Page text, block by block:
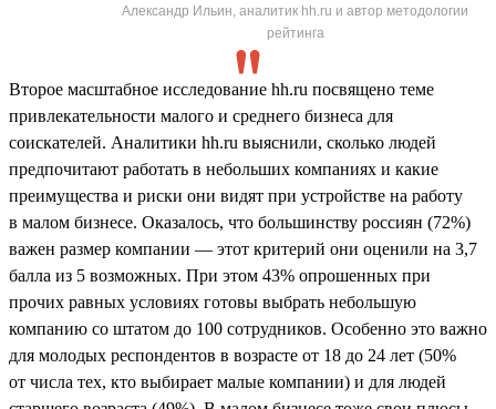
Александр Ильин, аналитик hh.ru и автор методологии
рейтинга
Второе масштабное исследование hh.ru посвящено теме
привлекательности малого и среднего бизнеса для
соискателей. Аналитики hh.ru выяснили, сколько людей
предпочитают работать в небольших компаниях и какие
преимущества и риски они видят при устройстве на работу
в малом бизнесе. Оказалось, что большинству россиян (72%)
важен размер компании — этот критерий они оценили на 3,7
балла из 5 возможных. При этом 43% опрошенных при
прочих равных условиях готовы выбрать небольшую
компанию со штатом до 100 сотрудников. Особенно это важно
для молодых респондентов в возрасте от 18 до 24 лет (50%
от числа тех, кто выбирает малые компании) и для людей